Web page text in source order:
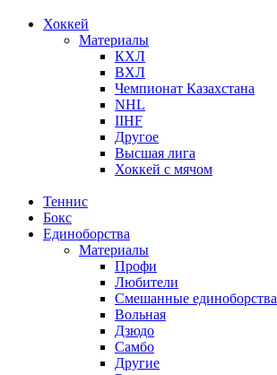
Хоккей
Материалы
КХЛ
ВХЛ
Чемпионат Казахстана
NHL
IIHF
Другое
Высшая лига
Хоккей с мячом
Теннис
Бокс
Единоборства
Материалы
Профи
Любители
Смешанные единоборства
Вольная
Дзюдо
Самбо
Другие